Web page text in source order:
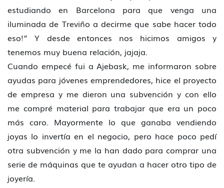
estudiando en Barcelona para que venga una
iluminada de Treviño a decirme que sabe hacer todo
eso!” Y desde entonces nos hicimos amigos y
tenemos muy buena relación, jajaja.
Cuando empecé fui a Ajebask, me informaron sobre
ayudas para jóvenes emprendedores, hice el proyecto
de empresa y me dieron una subvención y con ello
me compré material para trabajar que era un poco
más caro. Mayormente lo que ganaba vendiendo
joyas lo invertía en el negocio, pero hace poco pedí
otra subvención y me la han dado para comprar una
serie de máquinas que te ayudan a hacer otro tipo de
joyería.